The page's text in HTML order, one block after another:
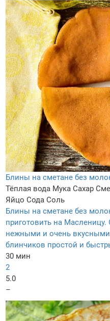
Блины на сметане без
Тёплая вода Мука Сахар
Яйцо Сода Соль
Блины на сметане без
приготовить на
нежными и очень
блинчиков простой и
30 мин
2
5.0
–